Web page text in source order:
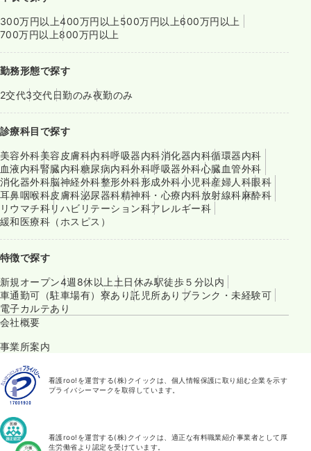
300万円以上400万円以上 500万円以上600万円以上
700万円以上800万円以上
勤務形態で探す
2交代3交代日勤のみ夜勤のみ
診療科目で探す
美容外科美容皮膚科内科呼吸器内科消化器内科循環器内科
血液内科腎臓内科糖尿病内科外科呼吸器外科心臓血管外科
消化器外科脳神経外科整形外科形成外科小児科産婦人科眼科
耳鼻咽喉科皮膚科泌尿器科精神科・心療内科放射線科麻酔科
リウマチ科リハビリテーション科アレルギー科
緩和医療科（ホスピス）
特徴で探す
新規オープン4週8休以上 土日休み駅徒歩５分以内
車通勤可（駐車場有） 寮あり託児所あり ブランク・未経験可
電子カルテあり
会社概要
事業所案内
看護roo!を運営する(株)クイックは、個人情報保護に取り組む企業を示す
プライバシーマークを取得しています。
看護roo!を運営する(株)クイックは、適正な有料職業紹介事業者として厚
生労働省より認定を受けています。